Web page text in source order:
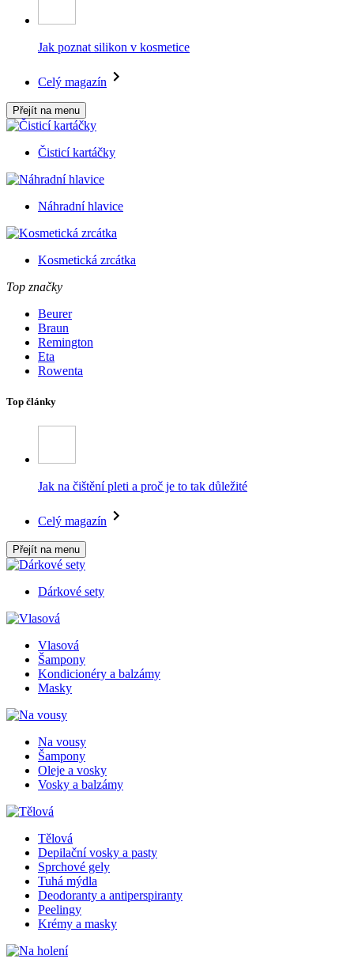
Jak poznat silikon v kosmetice
Celý magazín
Přejít na menu
Čisticí kartáčky
Náhradní hlavice
Kosmetická zrcátka
Top značky
Beurer
Braun
Remington
Eta
Rowenta
Top články
Jak na čištění pleti a proč je to tak důležité
Celý magazín
Přejít na menu
Dárkové sety
Vlasová
Šampony
Kondicionéry a balzámy
Masky
Na vousy
Šampony
Oleje a vosky
Vosky a balzámy
Tělová
Depilační vosky a pasty
Sprchové gely
Tuhá mýdla
Deodoranty a antiperspiranty
Peelingy
Krémy a masky